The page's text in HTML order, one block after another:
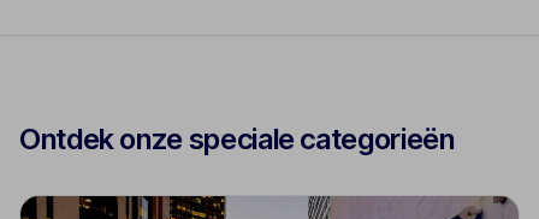
Ontdek onze speciale categorieën